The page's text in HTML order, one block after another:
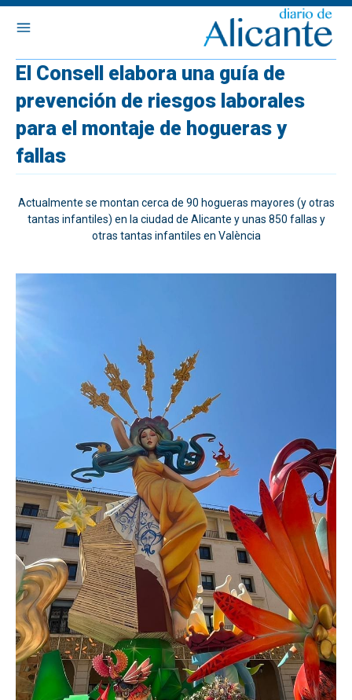
El Consell elabora una guía de
prevención de riesgos laborales
para el montaje de hogueras y
fallas
Actualmente se montan cerca de 90 hogueras mayores (y otras
tantas infantiles) en la ciudad de Alicante y unas 850 fallas y
otras tantas infantiles en València